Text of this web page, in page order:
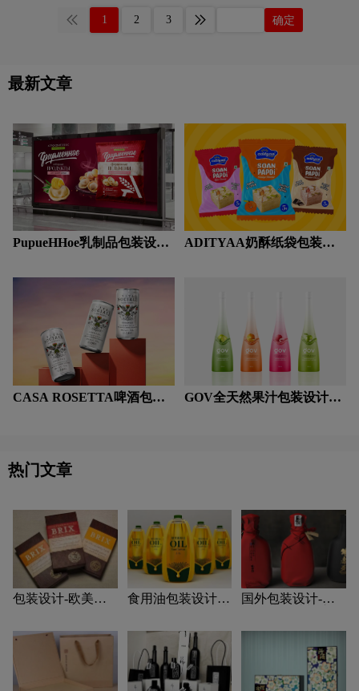
这个类别中，人们有很多困惑，缺乏深
度的营养信息，再加上试图保持健康但
又希望获得美味奖励的自我欺骗。我们
同时也会得到美味的回报。品牌设计体
现了品牌故事的趣味性和真实性——两
在达文西披萨店，我们努力将艺术融入
餐厅的方方面面。从我们的包装设计，
以来自世界各地的各种艺术表达为灵感
1 2 3 确定
最新文章
PupueHHoe乳制品包装设计
ADITYAA奶酥纸袋包装设
CASA ROSETTA啤酒包装
GOV全天然果汁包装设计赏
热门文章
包装设计-欧美风
食用油包装设计-
国外包装设计-国